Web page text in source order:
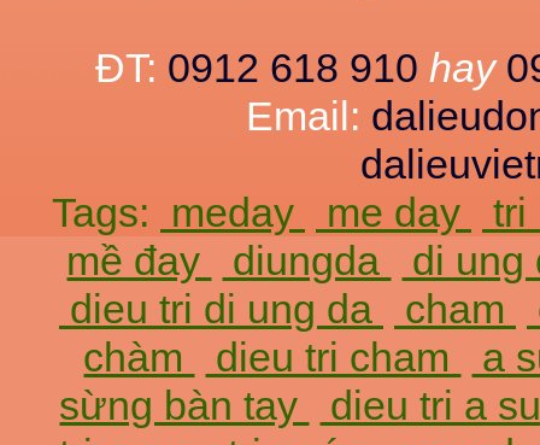
ĐT: 0912 618 910 hay
Email:
Tags: meday me day
tri
mề đay
diungda
di
dieu tri di ung da
cham
chàm
dieu tri cham
a
sừng bàn tay
dieu tri a